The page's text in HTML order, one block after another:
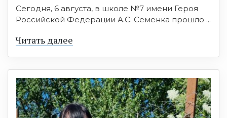
Сегодня, 6 августа, в школе №7 имени Героя
Российской Федерации А.С. Семенка прошло ...
Читать далее